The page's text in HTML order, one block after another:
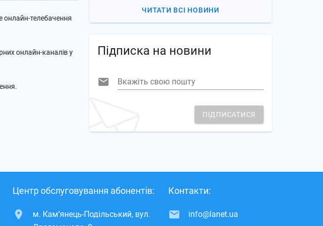
онлайн-телебачення
онлайн-каналів у
ЧИТАТИ ВСІ НОВИНИ
Підписка на новини
Вкажіть свою пошту
ПІДПИСАТИСЯ
Центр обслуговування абонентів:
м. Кам’янець-Подільський, вул.
Контакти:
info@lanet.ua